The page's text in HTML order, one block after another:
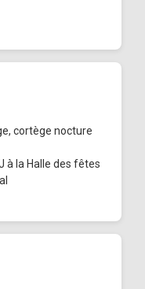
cortège nocture
à la Halle des fêtes